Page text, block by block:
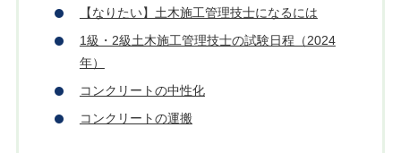
【なりたい】土木施工管理技士になるには
1級・2級土木施工管理技士の試験日程（2024
年）
コンクリートの中性化
コンクリートの運搬